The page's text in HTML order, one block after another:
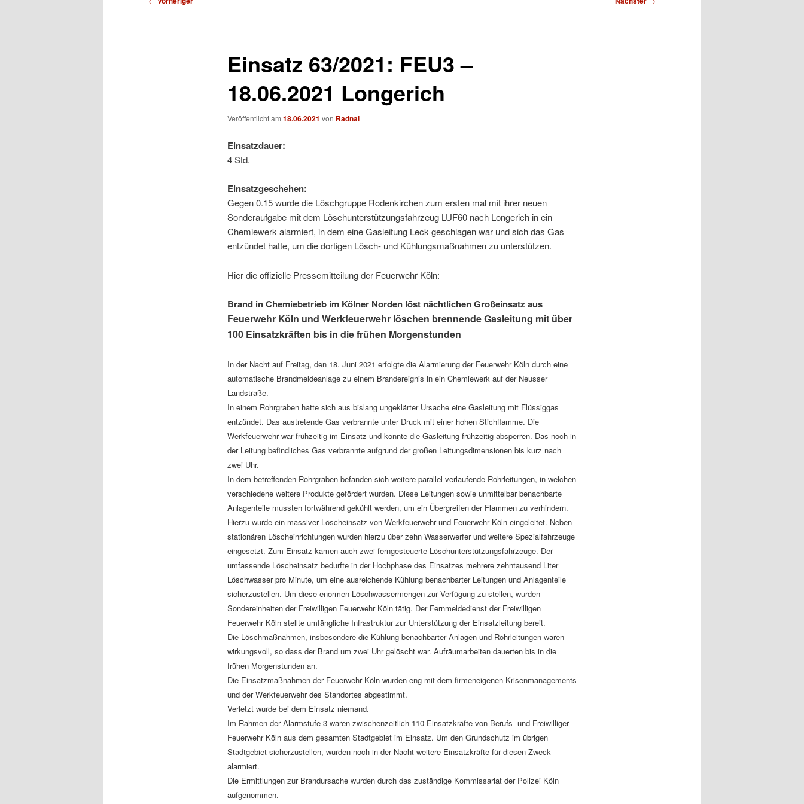
Einsatz 63/2021: FEU3 –
18.06.2021 Longerich
Veröffentlicht am 18.06.2021 von Radnai
Einsatzdauer:
4 Std.
Einsatzgeschehen:
Gegen 0.15 wurde die Löschgruppe Rodenkirchen zum ersten mal mit ihrer neuen
Sonderaufgabe mit dem Löschunterstützungsfahrzeug LUF60 nach Longerich in ein
Chemiewerk alarmiert, in dem eine Gasleitung Leck geschlagen war und sich das Gas
entzündet hatte, um die dortigen Lösch- und Kühlungsmaßnahmen zu unterstützen.
Hier die offizielle Pressemitteilung der Feuerwehr Köln:
Brand in Chemiebetrieb im Kölner Norden löst nächtlichen Großeinsatz aus
Feuerwehr Köln und Werkfeuerwehr löschen brennende Gasleitung mit über
100 Einsatzkräften bis in die frühen Morgenstunden
In der Nacht auf Freitag, den 18. Juni 2021 erfolgte die Alarmierung der Feuerwehr Köln durch eine
automatische Brandmeldeanlage zu einem Brandereignis in ein Chemiewerk auf der Neusser
Landstraße.
In einem Rohrgraben hatte sich aus bislang ungeklärter Ursache eine Gasleitung mit Flüssiggas
entzündet. Das austretende Gas verbrannte unter Druck mit einer hohen Stichflamme. Die
Werkfeuerwehr war frühzeitig im Einsatz und konnte die Gasleitung frühzeitig absperren. Das noch in
der Leitung befindliches Gas verbrannte aufgrund der großen Leitungsdimensionen bis kurz nach
zwei Uhr.
In dem betreffenden Rohrgraben befanden sich weitere parallel verlaufende Rohrleitungen, in welchen
verschiedene weitere Produkte gefördert wurden. Diese Leitungen sowie unmittelbar benachbarte
Anlagenteile mussten fortwährend gekühlt werden, um ein Übergreifen der Flammen zu verhindern.
Hierzu wurde ein massiver Löscheinsatz von Werkfeuerwehr und Feuerwehr Köln eingeleitet. Neben
stationären Löscheinrichtungen wurden hierzu über zehn Wasserwerfer und weitere Spezialfahrzeuge
eingesetzt. Zum Einsatz kamen auch zwei ferngesteuerte Löschunterstützungsfahrzeuge. Der
umfassende Löscheinsatz bedurfte in der Hochphase des Einsatzes mehrere zehntausend Liter
Löschwasser pro Minute, um eine ausreichende Kühlung benachbarter Leitungen und Anlagenteile
sicherzustellen. Um diese enormen Löschwassermengen zur Verfügung zu stellen, wurden
Sondereinheiten der Freiwilligen Feuerwehr Köln tätig. Der Fernmeldedienst der Freiwilligen
Feuerwehr Köln stellte umfängliche Infrastruktur zur Unterstützung der Einsatzleitung bereit.
Die Löschmaßnahmen, insbesondere die Kühlung benachbarter Anlagen und Rohrleitungen waren
wirkungsvoll, so dass der Brand um zwei Uhr gelöscht war. Aufräumarbeiten dauerten bis in die
frühen Morgenstunden an.
Die Einsatzmaßnahmen der Feuerwehr Köln wurden eng mit dem firmeneigenen Krisenmanagements
und der Werkfeuerwehr des Standortes abgestimmt.
Verletzt wurde bei dem Einsatz niemand.
Im Rahmen der Alarmstufe 3 waren zwischenzeitlich 110 Einsatzkräfte von Berufs- und Freiwilliger
Feuerwehr Köln aus dem gesamten Stadtgebiet im Einsatz. Um den Grundschutz im übrigen
Stadtgebiet sicherzustellen, wurden noch in der Nacht weitere Einsatzkräfte für diesen Zweck
alarmiert.
Die Ermittlungen zur Brandursache wurden durch das zuständige Kommissariat der Polizei Köln
aufgenommen.